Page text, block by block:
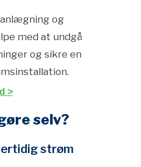
og
med at undgå
og sikre en
>
selv?
strøm